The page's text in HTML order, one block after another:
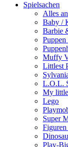
Spielsachen
Alles
Baby /
Barbie
Muffy
Littlest
L.O.L.
My
Lego
Super
Play-